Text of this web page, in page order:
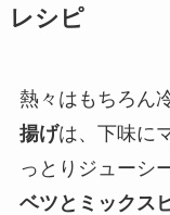
レシピ
熱々はもちろん
揚げは、下味に
っとりジューシ
ベツとミックス